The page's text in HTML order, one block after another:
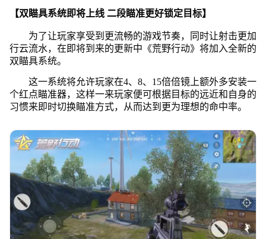
【双瞄具系统即将上线 二段瞄准更好锁定目标】
为了让玩家享受到更流畅的游戏节奏，同时让射击更加
行云流水，在即将到来的更新中《荒野行动》将加入全新的
双瞄具系统。
这一系统将允许玩家在4、8、15倍倍镜上额外多安装一
个红点瞄准器，这样一来玩家便可根据目标的远近和自身的
习惯来即时切换瞄准方式，从而达到更为理想的命中率。